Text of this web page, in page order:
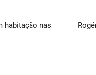
habitação nas